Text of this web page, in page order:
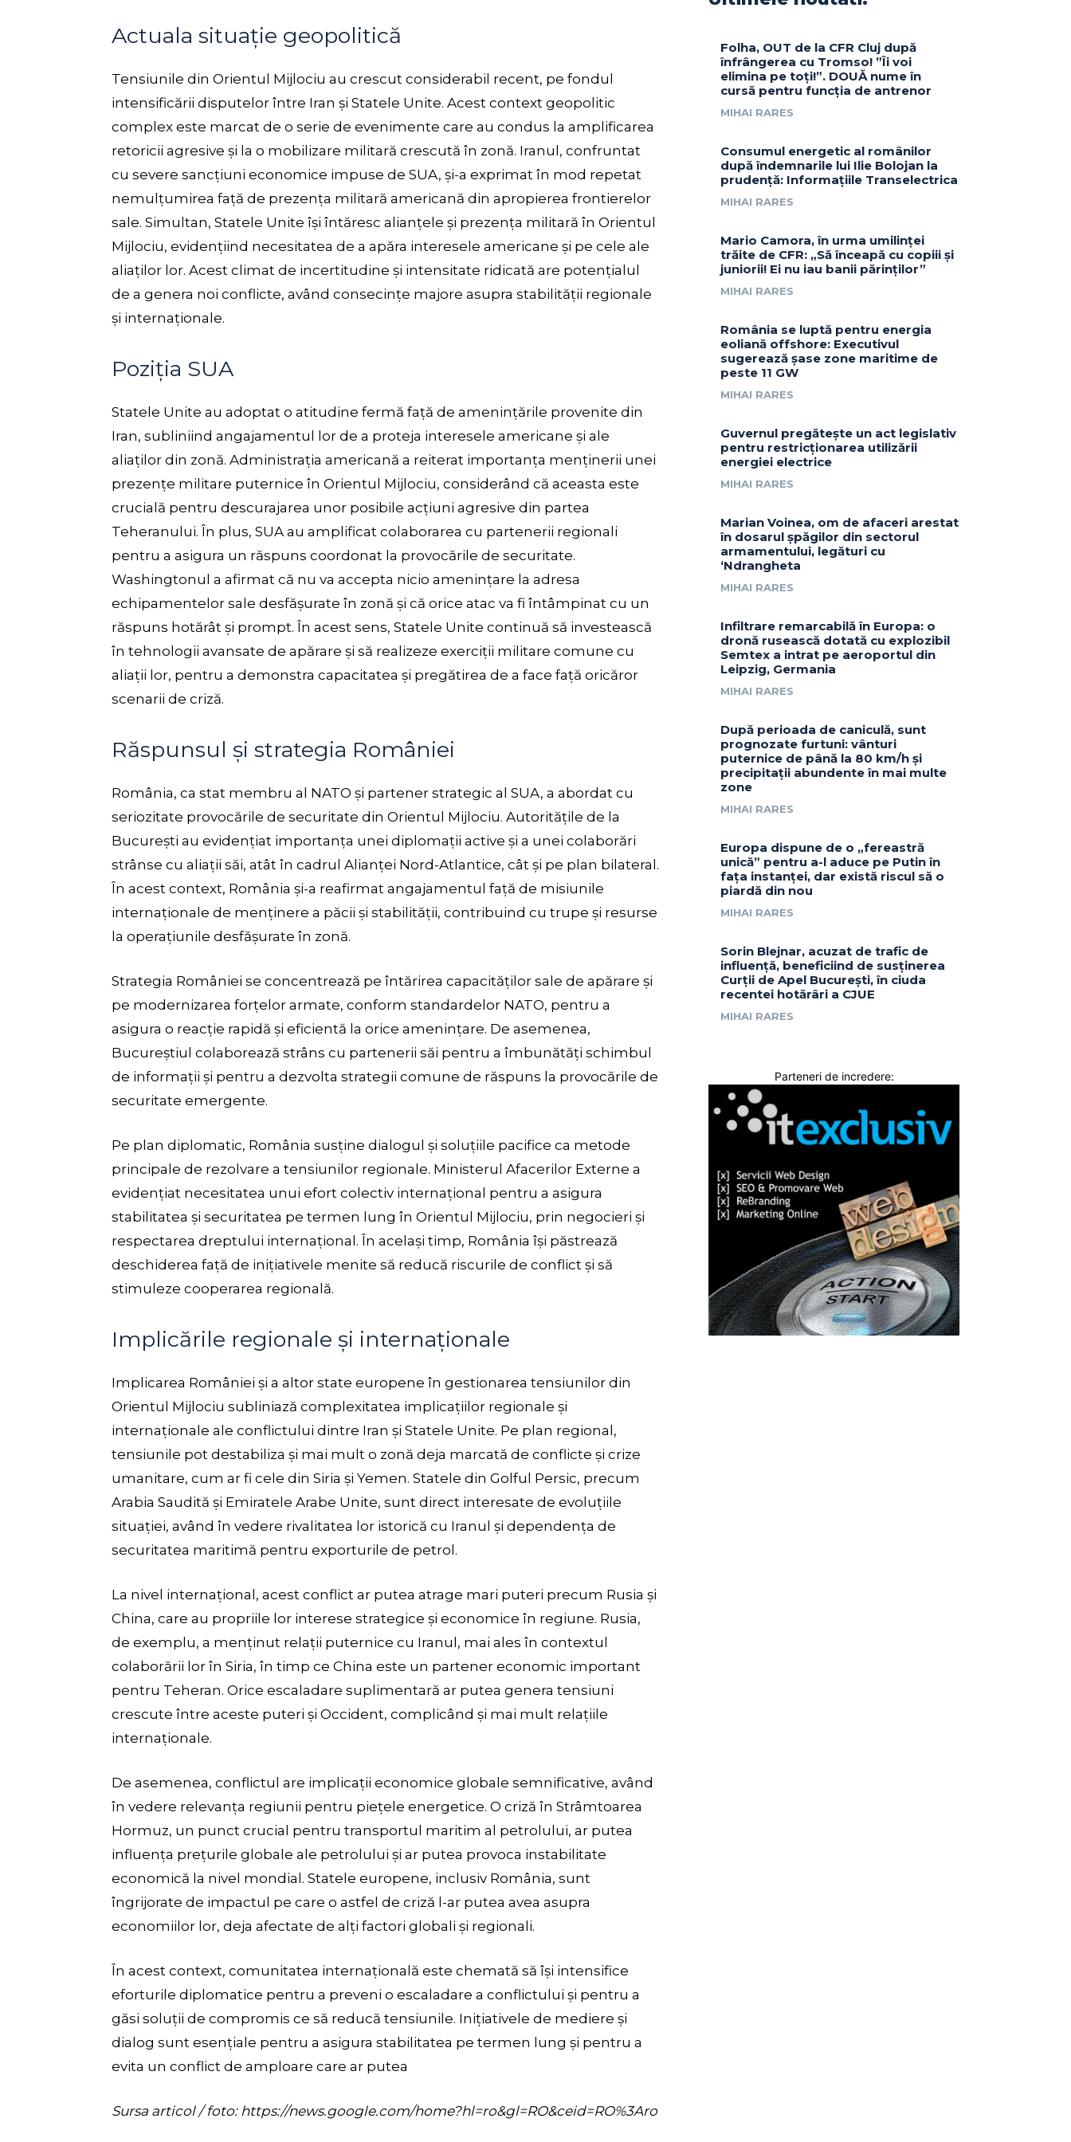
Actuala situație geopolitică
Tensiunile din Orientul Mijlociu au crescut considerabil recent, pe fondul
intensificării disputelor între Iran și Statele Unite. Acest context geopolitic
complex este marcat de o serie de evenimente care au condus la amplificarea
retoricii agresive și la o mobilizare militară crescută în zonă. Iranul, confruntat
cu severe sancțiuni economice impuse de SUA, și-a exprimat în mod repetat
nemulțumirea față de prezența militară americană din apropierea frontierelor
sale. Simultan, Statele Unite își întăresc alianțele și prezența militară în Orientul
Mijlociu, evidențiind necesitatea de a apăra interesele americane și pe cele ale
aliaților lor. Acest climat de incertitudine și intensitate ridicată are potențialul
de a genera noi conflicte, având consecințe majore asupra stabilității regionale
și internaționale.
Poziția SUA
Statele Unite au adoptat o atitudine fermă față de amenințările provenite din
Iran, subliniind angajamentul lor de a proteja interesele americane și ale
aliaților din zonă. Administrația americană a reiterat importanța menținerii unei
prezențe militare puternice în Orientul Mijlociu, considerând că aceasta este
crucială pentru descurajarea unor posibile acțiuni agresive din partea
Teheranului. În plus, SUA au amplificat colaborarea cu partenerii regionali
pentru a asigura un răspuns coordonat la provocările de securitate.
Washingtonul a afirmat că nu va accepta nicio amenințare la adresa
echipamentelor sale desfășurate în zonă și că orice atac va fi întâmpinat cu un
răspuns hotărât și prompt. În acest sens, Statele Unite continuă să investească
în tehnologii avansate de apărare și să realizeze exerciții militare comune cu
aliații lor, pentru a demonstra capacitatea și pregătirea de a face față oricăror
scenarii de criză.
Răspunsul și strategia României
România, ca stat membru al NATO și partener strategic al SUA, a abordat cu
seriozitate provocările de securitate din Orientul Mijlociu. Autoritățile de la
București au evidențiat importanța unei diplomații active și a unei colaborări
strânse cu aliații săi, atât în cadrul Alianței Nord-Atlantice, cât și pe plan bilateral.
În acest context, România și-a reafirmat angajamentul față de misiunile
internaționale de menținere a păcii și stabilității, contribuind cu trupe și resurse
la operațiunile desfășurate în zonă.
Strategia României se concentrează pe întărirea capacităților sale de apărare și
pe modernizarea forțelor armate, conform standardelor NATO, pentru a
asigura o reacție rapidă și eficientă la orice amenințare. De asemenea,
Bucureștiul colaborează strâns cu partenerii săi pentru a îmbunătăți schimbul
de informații și pentru a dezvolta strategii comune de răspuns la provocările de
securitate emergente.
Pe plan diplomatic, România susține dialogul și soluțiile pacifice ca metode
principale de rezolvare a tensiunilor regionale. Ministerul Afacerilor Externe a
evidențiat necesitatea unui efort colectiv internațional pentru a asigura
stabilitatea și securitatea pe termen lung în Orientul Mijlociu, prin negocieri și
respectarea dreptului internațional. În același timp, România își păstrează
deschiderea față de inițiativele menite să reducă riscurile de conflict și să
stimuleze cooperarea regională.
Implicările regionale și internaționale
Implicarea României și a altor state europene în gestionarea tensiunilor din
Orientul Mijlociu subliniază complexitatea implicațiilor regionale și
internaționale ale conflictului dintre Iran și Statele Unite. Pe plan regional,
tensiunile pot destabiliza și mai mult o zonă deja marcată de conflicte și crize
umanitare, cum ar fi cele din Siria și Yemen. Statele din Golful Persic, precum
Arabia Saudită și Emiratele Arabe Unite, sunt direct interesate de evoluțiile
situației, având în vedere rivalitatea lor istorică cu Iranul și dependența de
securitatea maritimă pentru exporturile de petrol.
La nivel internațional, acest conflict ar putea atrage mari puteri precum Rusia și
China, care au propriile lor interese strategice și economice în regiune. Rusia,
de exemplu, a menținut relații puternice cu Iranul, mai ales în contextul
colaborării lor în Siria, în timp ce China este un partener economic important
pentru Teheran. Orice escaladare suplimentară ar putea genera tensiuni
crescute între aceste puteri și Occident, complicând și mai mult relațiile
internaționale.
De asemenea, conflictul are implicații economice globale semnificative, având
în vedere relevanța regiunii pentru piețele energetice. O criză în Strâmtoarea
Hormuz, un punct crucial pentru transportul maritim al petrolului, ar putea
influența prețurile globale ale petrolului și ar putea provoca instabilitate
economică la nivel mondial. Statele europene, inclusiv România, sunt
îngrijorate de impactul pe care o astfel de criză l-ar putea avea asupra
economiilor lor, deja afectate de alți factori globali și regionali.
În acest context, comunitatea internațională este chemată să își intensifice
eforturile diplomatice pentru a preveni o escaladare a conflictului și pentru a
găsi soluții de compromis ce să reducă tensiunile. Inițiativele de mediere și
dialog sunt esențiale pentru a asigura stabilitatea pe termen lung și pentru a
evita un conflict de amploare care ar putea
Sursa articol / foto: https://news.google.com/home?hl=ro&gl=RO&ceid=RO%3Aro
Folha, OUT de la CFR Cluj după
înfrângerea cu Tromso! ”Îi voi
elimina pe toți!”. DOUĂ nume în
cursă pentru funcția de antrenor
MIHAI RARES
Consumul energetic al românilor
după îndemnarile lui Ilie Bolojan la
prudență: Informațiile Transelectrica
MIHAI RARES
Mario Camora, în urma umilinței
trăite de CFR: „Să înceapă cu copiii și
juniorii! Ei nu iau banii părinților”
MIHAI RARES
România se luptă pentru energia
eoliană offshore: Executivul
sugerează șase zone maritime de
peste 11 GW
MIHAI RARES
Guvernul pregătește un act legislativ
pentru restricționarea utilizării
energiei electrice
MIHAI RARES
Marian Voinea, om de afaceri arestat
în dosarul șpăgilor din sectorul
armamentului, legături cu
‘Ndrangheta
MIHAI RARES
Infiltrare remarcabilă în Europa: o
dronă rusească dotată cu explozibil
Semtex a intrat pe aeroportul din
Leipzig, Germania
MIHAI RARES
După perioada de caniculă, sunt
prognozate furtuni: vânturi
puternice de până la 80 km/h și
precipitații abundente în mai multe
zone
MIHAI RARES
Europa dispune de o „fereastră
unică” pentru a-l aduce pe Putin în
fața instanței, dar există riscul să o
piardă din nou
MIHAI RARES
Sorin Blejnar, acuzat de trafic de
influență, beneficiind de susținerea
Curții de Apel București, în ciuda
recentei hotărâri a CJUE
MIHAI RARES
Parteneri de incredere: